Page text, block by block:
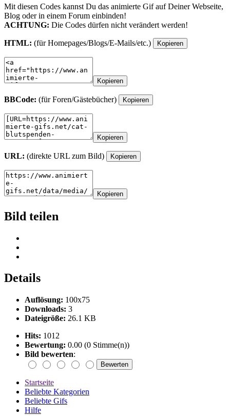
Mit diesen Codes kannst Du das animierte Gif auf Deiner Webseite,
Blog oder in einem Forum einbinden!
ACHTUNG: Die Codes dürfen nicht verändert werden!
HTML: (für Homepages/Blogs/E-Mails/etc.) Kopieren
Kopieren
BBCode: (für Foren/Gästebücher) Kopieren
Kopieren
URL: (direkte URL zum Bild) Kopieren
Kopieren
Bild teilen
Details
Auflösung: 100x75
Downloads: 3
Dateigröße: 26.1 KB
Hits: 1012
Bewertung: 0.00 (0 Stimme(n))
Bild bewerten:
Startseite
Beliebte Kategorien
Beliebte Gifs
Hilfe